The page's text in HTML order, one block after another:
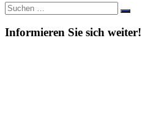
Suche
nach:
Informieren Sie sich weiter!